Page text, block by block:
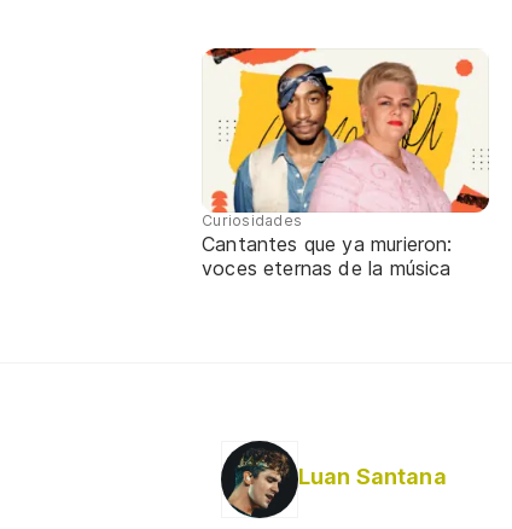
Curiosidades
Cantantes que ya murieron:
voces eternas de la música
Luan Santana